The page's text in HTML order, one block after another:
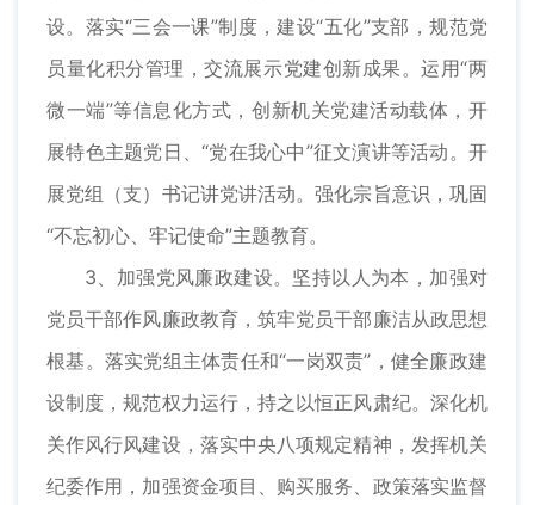
设。落实“三会一课”制度，建设“五化”支部，规范党
员量化积分管理，交流展示党建创新成果。运用“两
微一端”等信息化方式，创新机关党建活动载体，开
展特色主题党日、“党在我心中”征文演讲等活动。开
展党组（支）书记讲党讲活动。强化宗旨意识，巩固
“不忘初心、牢记使命”主题教育。
3、加强党风廉政建设。坚持以人为本，加强对
党员干部作风廉政教育，筑牢党员干部廉洁从政思想
根基。落实党组主体责任和“一岗双责”，健全廉政建
设制度，规范权力运行，持之以恒正风肃纪。深化机
关作风行风建设，落实中央八项规定精神，发挥机关
纪委作用，加强资金项目、购买服务、政策落实监督